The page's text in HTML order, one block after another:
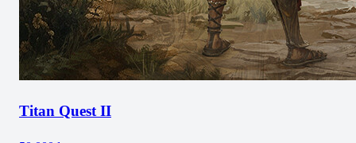
Titan Quest II